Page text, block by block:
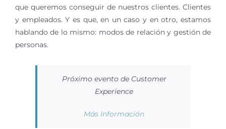
que queremos conseguir de nuestros clientes. Clientes
y empleados. Y es que, en un caso y en otro, estamos
hablando de lo mismo: modos de relación y gestión de
personas.
Próximo evento de Customer
Experience
Más Información